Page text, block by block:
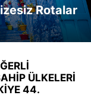
Rotalar
ÜLKELERİ
44.